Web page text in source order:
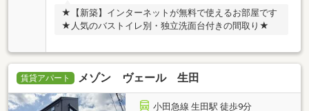
★【新築】インターネットが無料で使えるお部屋です
★人気のバストイレ別・独立洗面台付きの間取り★
賃貸アパート メゾン ヴェール 生田
小田急線 生田駅 徒歩9分